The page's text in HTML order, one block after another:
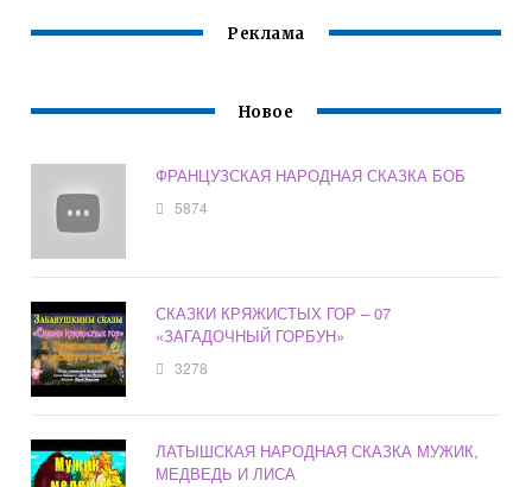
Реклама
Новое
ФРАНЦУЗСКАЯ НАРОДНАЯ СКАЗКА БОБ
5874
СКАЗКИ КРЯЖИСТЫХ ГОР – 07
«ЗАГАДОЧНЫЙ ГОРБУН»
3278
ЛАТЫШСКАЯ НАРОДНАЯ СКАЗКА МУЖИК,
МЕДВЕДЬ И ЛИСА